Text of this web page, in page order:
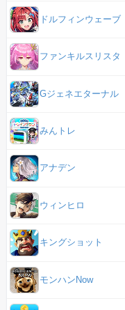
ドルフィンウェーブ
ファンキルスリスタ
Gジェネエターナル
みんトレ
アナデン
ウィンヒロ
キングショット
モンハンNow